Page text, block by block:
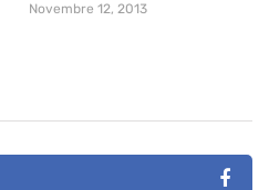
Novembre 12, 2013